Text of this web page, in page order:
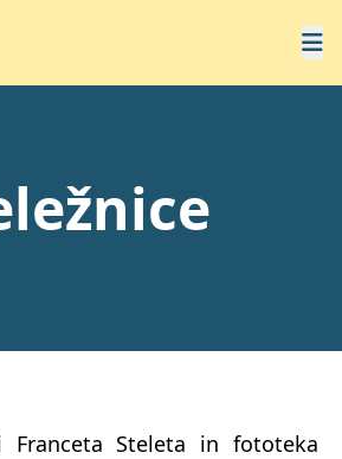
Franceta Steleta in fototeka